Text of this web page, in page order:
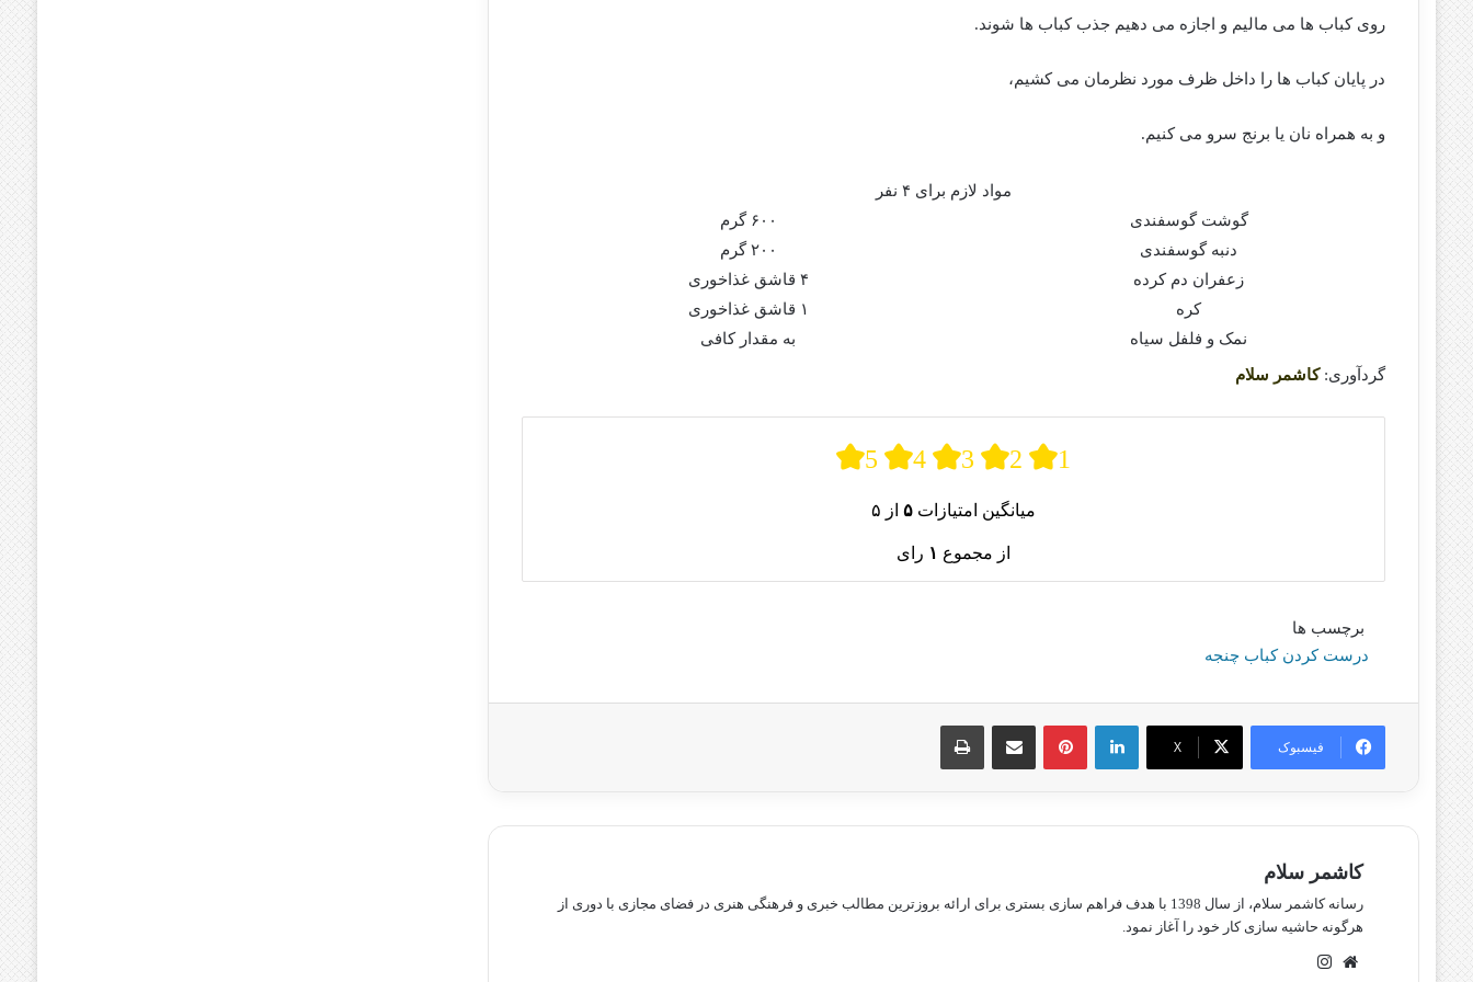
روی کباب ها می مالیم و اجازه می دهیم جذب کباب ها شوند.
در پایان کباب ها را داخل ظرف مورد نظرمان می کشیم،
و به همراه نان یا برنج سرو می کنیم.
مواد لازم برای ۴ نفر
گوشت گوسفندی
۶۰۰ گرم
دنبه گوسفندی
۲۰۰ گرم
زعفران دم کرده
۴ قاشق غذاخوری
کره
۱ قاشق غذاخوری
نمک و فلفل سیاه
به مقدار کافی
گردآوری:کاشمر سلام
5 4 3 2 1
میانگین امتیازات ۵ از ۵
از مجموع ۱ رای
برچسب ها
درست کردن کباب چنجه
فیسبوک X
لینکدین پینترستاشتراک گذاری از طریق ایمیل چاپ
کاشمر سلام
رسانه کاشمر سلام، از سال 1398 با هدف فراهم سازی بستری برای ارائه بروزترین مطالب خبری و فرهنگی هنری در فضای مجازی با دوری از
هرگونه حاشیه سازی کار خود را آغاز نمود.
وبسایت